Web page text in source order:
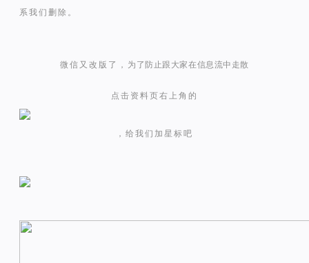
系我们删除。
微信又改版了， 为了防止跟大家在信息流中走散
点击资料页右上角的
，给我们加星标吧